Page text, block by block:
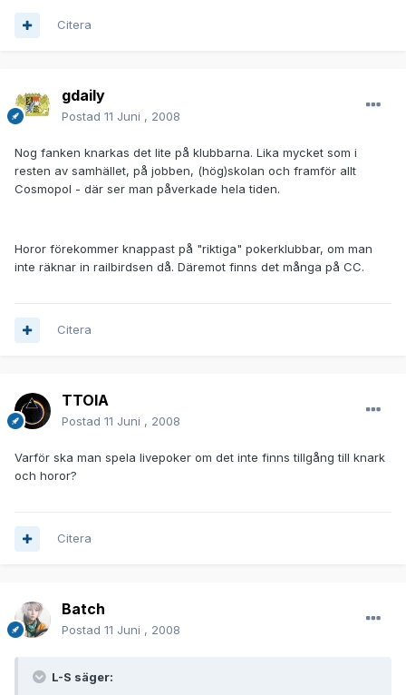
Citera
gdaily
Postad 11 Juni , 2008
Nog fanken knarkas det lite på klubbarna. Lika mycket som i
resten av samhället, på jobben, (hög)skolan och framför allt
Cosmopol - där ser man påverkade hela tiden.
Horor förekommer knappast på "riktiga" pokerklubbar, om man
inte räknar in railbirdsen då. Däremot finns det många på CC.
Citera
TTOIA
Postad 11 Juni , 2008
Varför ska man spela livepoker om det inte finns tillgång till knark
och horor?
Citera
Batch
Postad 11 Juni , 2008
L-S säger: